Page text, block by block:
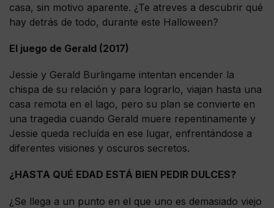
casa, sin motivo aparente. ¿Te atreves a descubrir qué
hay detrás de todo, durante este Halloween?
El juego de Gerald (2017)
Jessie y Gerald Burlingame intentan encender la
chispa de su relación y para lograrlo, viajan hasta una
casa remota en el lago, pero su plan se convierte en
una tragedia cuando Gerald muere repentinamente y
Jessie queda recluída en ese lugar, enfrentándose a
diferentes visiones y oscuros secretos.
¿HASTA QUÉ EDAD ESTÁ BIEN PEDIR DULCES?
¿Se llega a un punto en el que uno es demasiado viejo